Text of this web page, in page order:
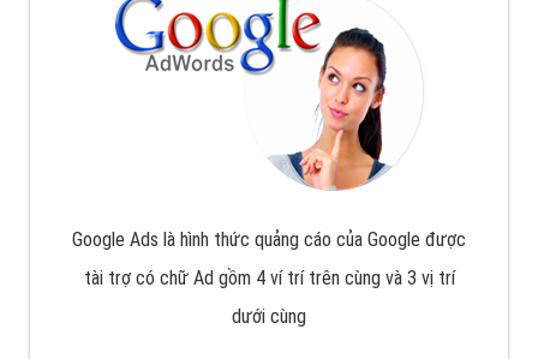
Google Ads là hình thức quảng cáo của Google được
tài trợ có chữ Ad gồm 4 ví trí trên cùng và 3 vị trí
dưới cùng